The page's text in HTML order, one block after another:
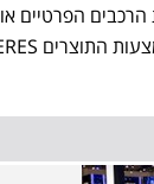
הרכבים הפרטיים